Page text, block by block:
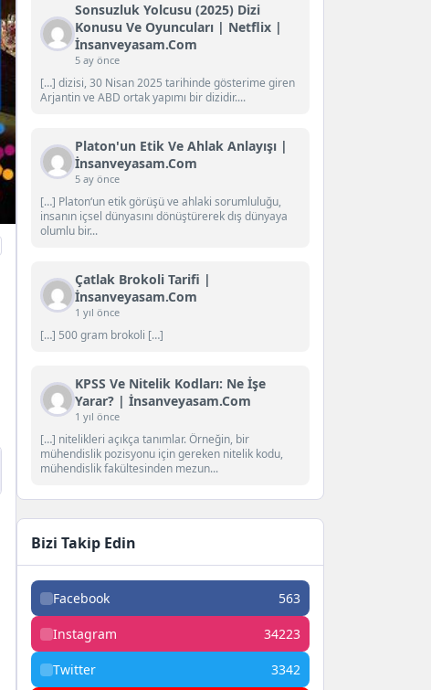
Sonsuzluk Yolcusu (2025) Dizi
Konusu Ve Oyuncuları | Netflix |
İnsanveyasam.com
5 ay önce
[…] dizisi, 30 Nisan 2025 tarihinde gösterime giren
Arjantin ve ABD ortak yapımı bir dizidir....
Platon'un Etik Ve Ahlak Anlayışı |
İnsanveyasam.com
5 ay önce
[…] Platon‘un etik görüşü ve ahlaki sorumluluğu,
insanın içsel dünyasını dönüştürerek dış dünyaya
olumlu bir...
Çatlak Brokoli Tarifi |
İnsanveyasam.com
1 yıl önce
[…] 500 gram brokoli […]
KPSS Ve Nitelik Kodları: Ne İşe
Yarar? | İnsanveyasam.com
1 yıl önce
[…] nitelikleri açıkça tanımlar. Örneğin, bir
mühendislik pozisyonu için gereken nitelik kodu,
mühendislik fakültesinden mezun...
Bizi Takip Edin
Facebook 563
Instagram 34223
Twitter 3342